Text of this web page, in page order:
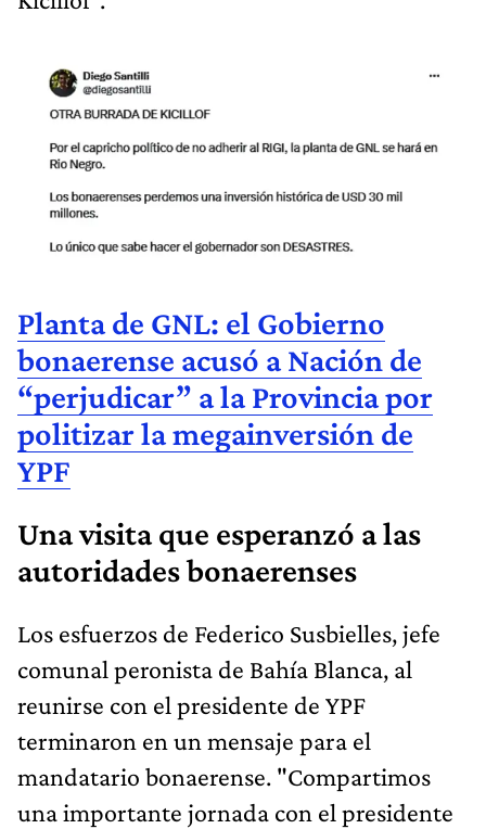
Planta de GNL: el Gobierno
bonaerense acusó a Nación de
“perjudicar” a la Provincia por
politizar la megainversión de
YPF
Una visita que esperanzó a las
autoridades bonaerenses
Los esfuerzos de Federico Susbielles, jefe
comunal peronista de Bahía Blanca, al
reunirse con el presidente de YPF
terminaron en un mensaje para el
mandatario bonaerense. "Compartimos
una importante jornada con el presidente